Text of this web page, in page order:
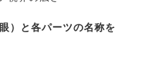
）と各パーツの名称を